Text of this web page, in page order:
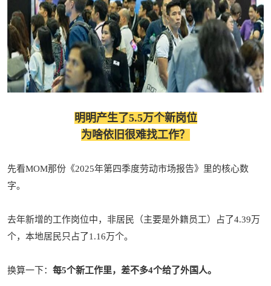
明明产生了5.5万个新岗位
为啥依旧很难找工作？
先看MOM那份《2025年第四季度劳动市场报告》里的核心数
字。
去年新增的工作岗位中，非居民（主要是外籍员工）占了4.39万
个，本地居民只占了1.16万个。
换算一下：每5个新工作里，差不多4个给了外国人。